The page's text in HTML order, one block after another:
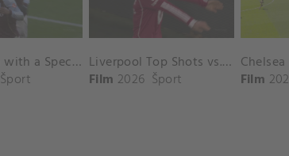
Aston Villa with a Spectacular Goal vs. Nottingham Forest
Šport
Liverpool Top Shots vs. Fulham
Film 2026 Šport
Film